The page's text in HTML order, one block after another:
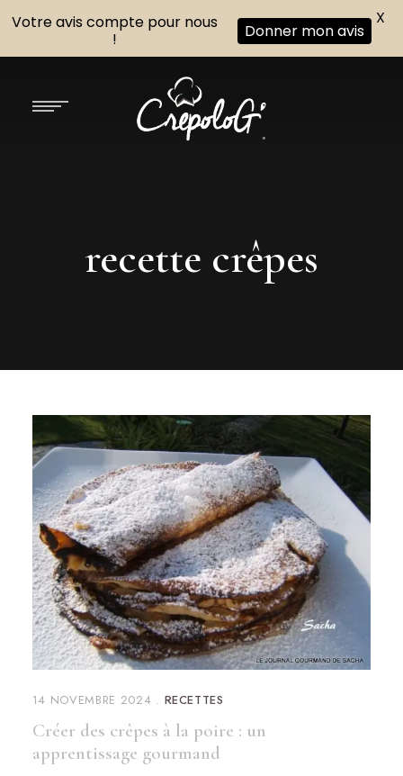
recette crêpes
14 NOVEMBRE 2024 RECETTES
Créer des crêpes à la poire : un
apprentissage gourmand
Votre avis compte pour nous
!
Donner mon avis
X